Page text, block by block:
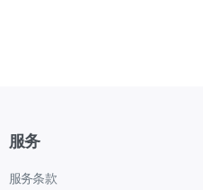
服务
服务条款